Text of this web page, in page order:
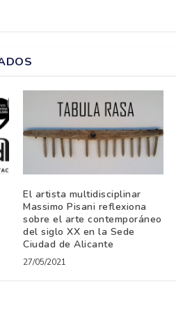
El artista multidisciplinar
Massimo Pisani reflexiona
sobre el arte contemporáneo
del siglo XX en la Sede
Ciudad de Alicante
27/05/2021